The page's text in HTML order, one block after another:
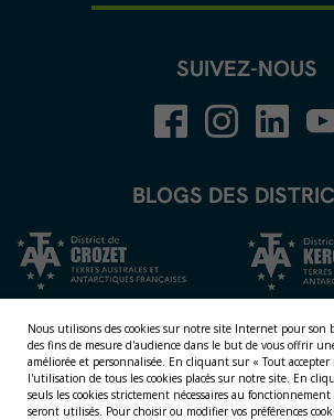
SUIVEZ-NOUS
BLOGS DES
Nous utilisons des cookies sur notre site Internet pour son
des fins de mesure d'audience dans le but de vous offrir
améliorée et personnalisée. En cliquant sur « Tout accepter
l'utilisation de tous les cookies placés sur notre site. En
seuls les cookies strictement nécessaires au
seront utilisés. Pour choisir ou modifier vos préférences